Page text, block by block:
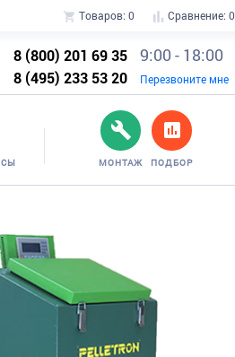
Товаров: 0 Сравнение: 0
8 (800) 201 69 35
8 (495) 233 53 20
9:00 - 18:00
Перезвоните мне
МОНТАЖ ПОДБОР